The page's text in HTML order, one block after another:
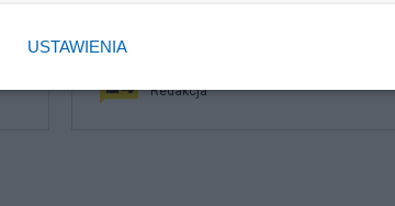
Słynny aktor zabrał głos w sprawie
załapał się na dotację
Redakcja
USTAWIENIA